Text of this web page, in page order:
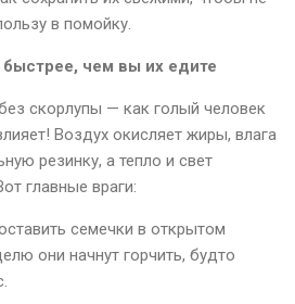
в помойку.
чем вы их едите
скорлупы — как голый человек
Воздух окисляет жиры, влага
резинку, а тепло и свет
главные враги:
семечки в открытом
они начнут горчить, будто